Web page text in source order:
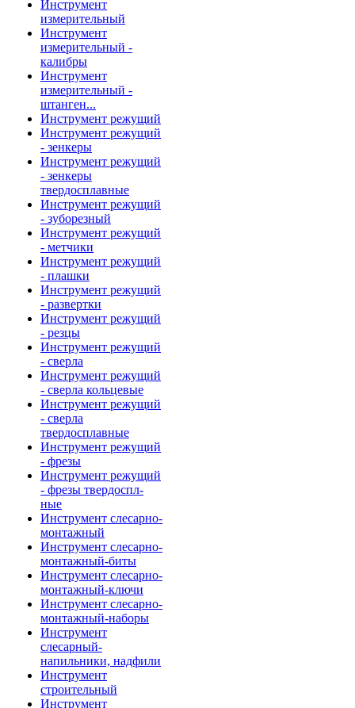
Инструмент
измерительный
Инструмент
измерительный -
калибры
Инструмент
измерительный -
штанген...
Инструмент режущий
Инструмент режущий
- зенкеры
Инструмент режущий
- зенкеры
твердосплавные
Инструмент режущий
- зуборезный
Инструмент режущий
- метчики
Инструмент режущий
- плашки
Инструмент режущий
- развертки
Инструмент режущий
- резцы
Инструмент режущий
- сверла
Инструмент режущий
- сверла кольцевые
Инструмент режущий
- сверла
твердосплавные
Инструмент режущий
- фрезы
Инструмент режущий
- фрезы твердоспл-
ные
Инструмент слесарно-
монтажный
Инструмент слесарно-
монтажный-биты
Инструмент слесарно-
монтажный-ключи
Инструмент слесарно-
монтажный-наборы
Инструмент
слесарный-
напильники, надфили
Инструмент
строительный
Инструмент